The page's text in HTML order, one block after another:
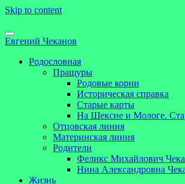
Skip to content
Евгений Чеканов
Родословная
Пращуры
Родовые корни
Историческая справка
Старые карты
На Шексне и Мологе.
Отцовская линия
Материнская линия
Родители
Феликс Михайлович
Нина Александровна
Жизнь